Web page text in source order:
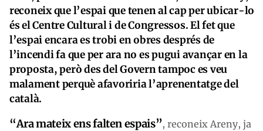
reconeix que l’espai que tenen al cap per ubicar-lo
és el Centre Cultural i de Congressos. El fet que
l’espai encara es trobi en obres després de
l’incendi fa que per ara no es pugui avançar en la
proposta, però des del Govern tampoc es veu
malament perquè afavoriria l’aprenentatge del
català.
“Ara mateix ens falten espais”, reconeix Areny, ja